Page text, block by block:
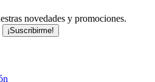
novedades y promociones.
¡Suscribirme!